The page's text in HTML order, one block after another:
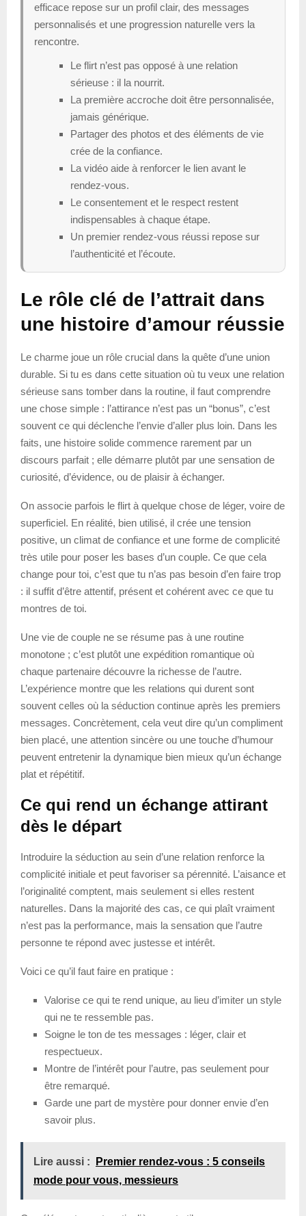
efficace repose sur un profil clair, des messages
personnalisés et une progression naturelle vers la
rencontre.
Le flirt n’est pas opposé à une relation
sérieuse : il la nourrit.
La première accroche doit être personnalisée,
jamais générique.
Partager des photos et des éléments de vie
crée de la confiance.
La vidéo aide à renforcer le lien avant le
rendez-vous.
Le consentement et le respect restent
indispensables à chaque étape.
Un premier rendez-vous réussi repose sur
l’authenticité et l’écoute.
Le rôle clé de l’attrait dans
une histoire d’amour réussie
Le charme joue un rôle crucial dans la quête d’une union
durable. Si tu es dans cette situation où tu veux une relation
sérieuse sans tomber dans la routine, il faut comprendre
une chose simple : l’attirance n’est pas un “bonus”, c’est
souvent ce qui déclenche l’envie d’aller plus loin. Dans les
faits, une histoire solide commence rarement par un
discours parfait ; elle démarre plutôt par une sensation de
curiosité, d’évidence, ou de plaisir à échanger.
On associe parfois le flirt à quelque chose de léger, voire de
superficiel. En réalité, bien utilisé, il crée une tension
positive, un climat de confiance et une forme de complicité
très utile pour poser les bases d’un couple. Ce que cela
change pour toi, c’est que tu n’as pas besoin d’en faire trop
: il suffit d’être attentif, présent et cohérent avec ce que tu
montres de toi.
Une vie de couple ne se résume pas à une routine
monotone ; c’est plutôt une expédition romantique où
chaque partenaire découvre la richesse de l’autre.
L’expérience montre que les relations qui durent sont
souvent celles où la séduction continue après les premiers
messages. Concrètement, cela veut dire qu’un compliment
bien placé, une attention sincère ou une touche d’humour
peuvent entretenir la dynamique bien mieux qu’un échange
plat et répétitif.
Ce qui rend un échange attirant
dès le départ
Introduire la séduction au sein d’une relation renforce la
complicité initiale et peut favoriser sa pérennité. L’aisance et
l’originalité comptent, mais seulement si elles restent
naturelles. Dans la majorité des cas, ce qui plaît vraiment
n’est pas la performance, mais la sensation que l’autre
personne te répond avec justesse et intérêt.
Voici ce qu’il faut faire en pratique :
Valorise ce qui te rend unique, au lieu d’imiter un style
qui ne te ressemble pas.
Soigne le ton de tes messages : léger, clair et
respectueux.
Montre de l’intérêt pour l’autre, pas seulement pour
être remarqué.
Garde une part de mystère pour donner envie d’en
savoir plus.
Lire aussi :
Premier rendez-vous : 5 conseils
mode pour vous, messieurs